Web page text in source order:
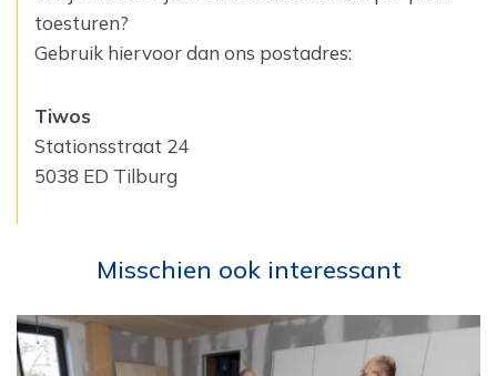
toesturen?
Gebruik hiervoor dan ons postadres:
Tiwos
Stationsstraat 24
5038 ED Tilburg
Misschien ook interessant